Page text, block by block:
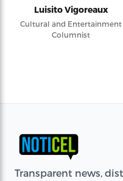
Luisito Vigoreaux
Cultural and Entertainment
Columnist
Transparent news,